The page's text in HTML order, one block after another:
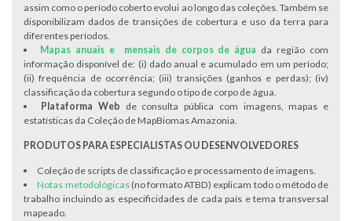
assim como o período coberto evolui ao longo das coleções. Também se
disponibilizam dados de transições de cobertura e uso da terra para
diferentes períodos.
Mapas anuais e mensais de corpos de água da região com
informação disponível de: (i) dado anual e acumulado em um período;
(ii) frequência de ocorrência; (iii) transições (ganhos e perdas); (iv)
classificação da cobertura segundo o tipo de corpo de água.
Plataforma Web de consulta pública com imagens, mapas e
estatísticas da Coleção de MapBiomas Amazonia.
PRODUTOS PARA ESPECIALISTAS OU DESENVOLVEDORES
Coleção de scripts de classificação e processamento de imagens.
Notas metodológicas(no formato ATBD) explicam todo o método de
trabalho incluindo as especificidades de cada país e tema transversal
mapeado.